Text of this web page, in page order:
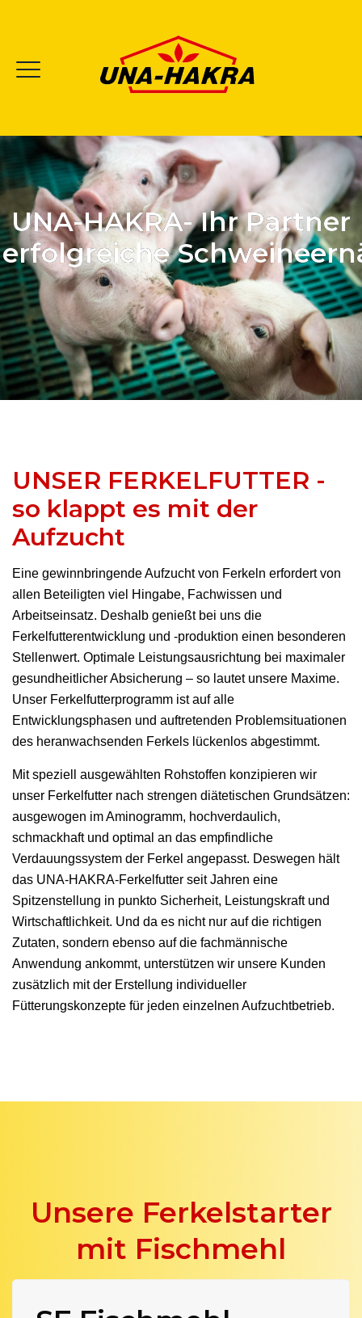
UNA-HAKRA- Ihr Partner
UNSER FERKELFUTTER -
so klappt es mit der
Aufzucht
Eine gewinnbringende Aufzucht von Ferkeln erfordert von
allen Beteiligten viel Hingabe, Fachwissen und
Arbeitseinsatz. Deshalb genießt bei uns die
Ferkelfutterentwicklung und -produktion einen besonderen
Stellenwert. Optimale Leistungsausrichtung bei maximaler
gesundheitlicher Absicherung – so lautet unsere Maxime.
Unser Ferkelfutterprogramm ist auf alle
Entwicklungsphasen und auftretenden Problemsituationen
des heranwachsenden Ferkels lückenlos abgestimmt.
Mit speziell ausgewählten Rohstoffen konzipieren wir
unser Ferkelfutter nach strengen diätetischen Grundsätzen:
ausgewogen im Aminogramm, hochverdaulich,
schmackhaft und optimal an das empfindliche
Verdauungssystem der Ferkel angepasst. Deswegen hält
das UNA-HAKRA-Ferkelfutter seit Jahren eine
Spitzenstellung in punkto Sicherheit, Leistungskraft und
Wirtschaftlichkeit. Und da es nicht nur auf die richtigen
Zutaten, sondern ebenso auf die fachmännische
Anwendung ankommt, unterstützen wir unsere Kunden
zusätzlich mit der Erstellung individueller
Fütterungskonzepte für jeden einzelnen Aufzuchtbetrieb.
Unsere Ferkelstarter
mit Fischmehl